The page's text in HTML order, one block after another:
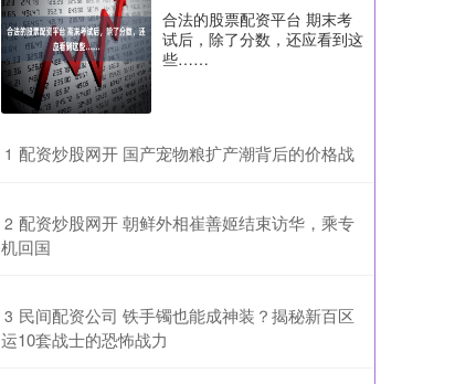
合法的股票配资平台 期末考
试后，除了分数，还应看到这
些……
1 ​配资炒股网开 国产宠物粮扩产潮背后的价格战
2 ​配资炒股网开 朝鲜外相崔善姬结束访华，乘专
机回国
3 ​民间配资公司 铁手镯也能成神装？揭秘新百区
运10套战士的恐怖战力